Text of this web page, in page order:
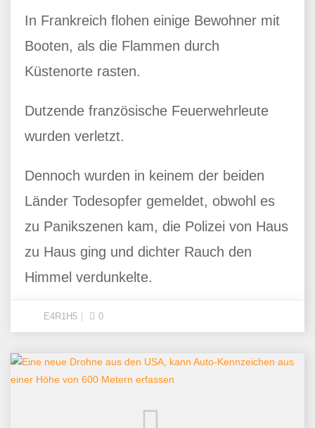
In Frankreich flohen einige Bewohner mit
Booten, als die Flammen durch
Küstenorte rasten.
Dutzende französische Feuerwehrleute
wurden verletzt.
Dennoch wurden in keinem der beiden
Länder Todesopfer gemeldet, obwohl es
zu Panikszenen kam, die Polizei von Haus
zu Haus ging und dichter Rauch den
Himmel verdunkelte.
E4R1H5 0